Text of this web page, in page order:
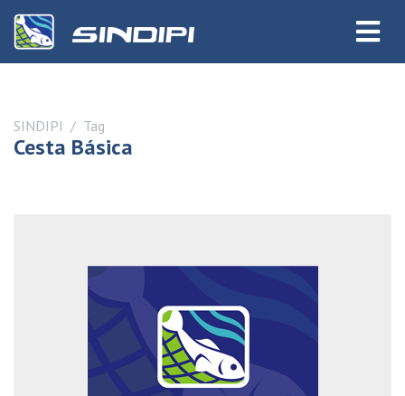
SINDIPI Tag
Cesta Básica